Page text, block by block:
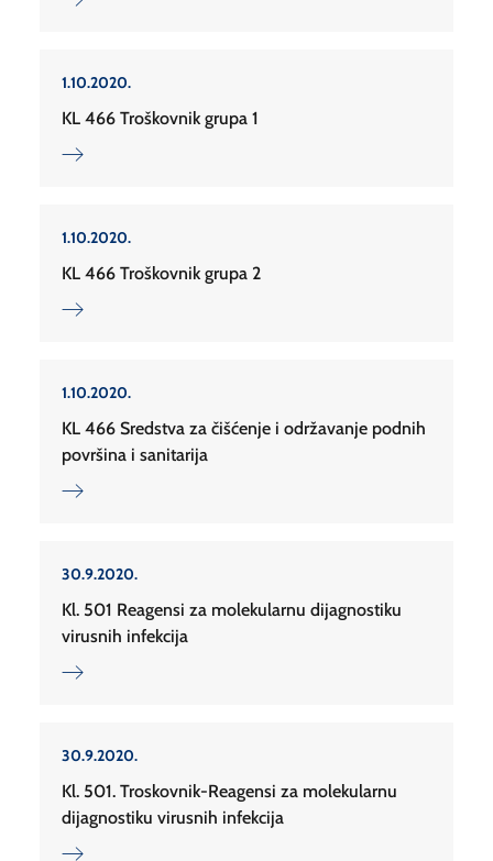
1.10.2020.
KL 466 Troškovnik grupa 1
1.10.2020.
KL 466 Troškovnik grupa 2
1.10.2020.
KL 466 Sredstva za čišćenje i održavanje podnih
površina i sanitarija
30.9.2020.
Kl. 501 Reagensi za molekularnu dijagnostiku
virusnih infekcija
30.9.2020.
Kl. 501. Troskovnik-Reagensi za molekularnu
dijagnostiku virusnih infekcija